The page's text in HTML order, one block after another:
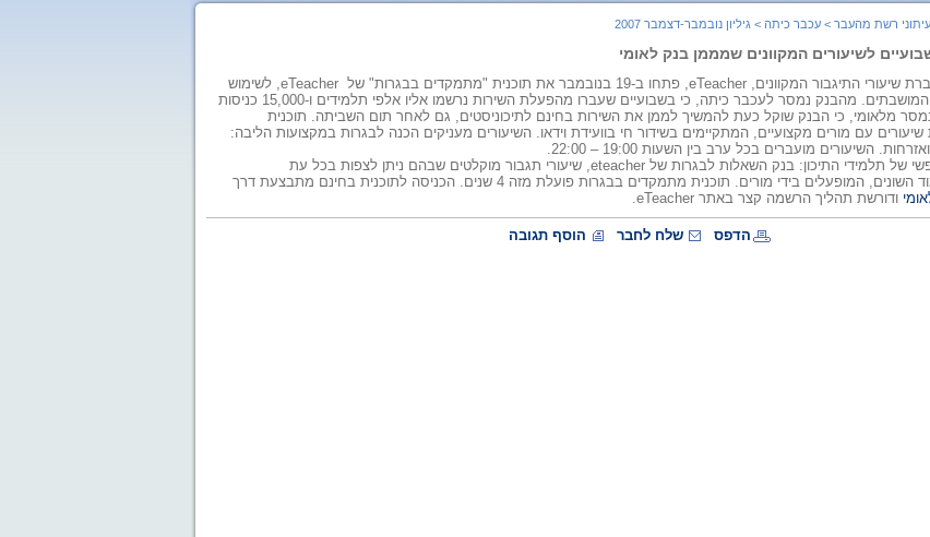
עיתוני רשת מהעבר > עכבר כיתה > גיליון נובמבר-דצמבר 2007
בנק לאומי בשיתוף עם חברת שיעורי התיגבור המקוונים, eTeacher, פתחו ב-19 בנובמבר את תוכנית "מתמקדים בבגרות" של eTeacher, לשימוש
חופשי של תלמידי התיכון המושבתים. מהבנק נמסר לעכבר כיתה, כי בשבועיים שעברו מהפעלת השירות נרשמו אליו אלפי תלמידים ו-15,000 כניסות
נמסר מלאומי, כי הבנק שוקל כעת להמשיך לממן את השירות בחינם לתיכוניסטים, גם לאחר תום השביתה. תוכנית
עם מורים מקצועיים, המתקיימים בשידור חי בוועידת וידאו. השיעורים מעניקים הכנה לבגרות במקצועות הליבה:
השיעורים מועברים בכל ערב בין השעות 19:00 – 22:00.
בנוסף נפתחו לשימוש חופשי של תלמידי התיכון: בנק השאלות לבגרות של eteacher, שיעורי תגבור מוקלטים שבהם ניתן לצפות בכל עת
ופורומים במקצועות הלימוד השונים, המופעלים בידי מורים. תוכנית מתמקדים בבגרות פועלת מזה 4 שנים. הכניסה לתוכנית בחינם מתבצעת דרך
ודורשת תהליך הרשמה קצר באתר eTeacher.
הדפס שלח לחבר הוסף תגובה